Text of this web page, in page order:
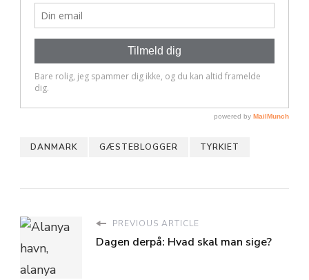
DANMARK GÆSTEBLOGGER TYRKIET
PREVIOUS ARTICLE
Dagen derpå: Hvad skal man sige?